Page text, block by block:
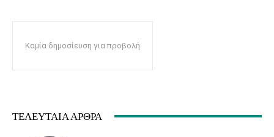
Καμία δημοσίευση για προβολή
ΤΕΛΕΥΤΑΊΑ ΆΡΘΡΑ